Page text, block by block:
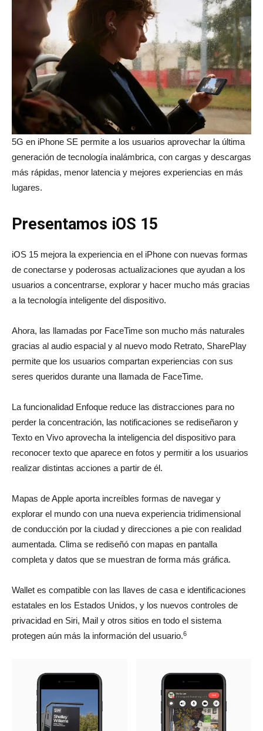
5G en iPhone SE permite a los usuarios aprovechar la última
generación de tecnología inalámbrica, con cargas y descargas
más rápidas, menor latencia y mejores experiencias en más
lugares.
Presentamos iOS 15
iOS 15 mejora la experiencia en el iPhone con nuevas formas
de conectarse y poderosas actualizaciones que ayudan a los
usuarios a concentrarse, explorar y hacer mucho más gracias
a la tecnología inteligente del dispositivo.
Ahora, las llamadas por FaceTime son mucho más naturales
gracias al audio espacial y al nuevo modo Retrato, SharePlay
permite que los usuarios compartan experiencias con sus
seres queridos durante una llamada de FaceTime.
La funcionalidad Enfoque reduce las distracciones para no
perder la concentración, las notificaciones se rediseñaron y
Texto en Vivo aprovecha la inteligencia del dispositivo para
reconocer texto que aparece en fotos y permitir a los usuarios
realizar distintas acciones a partir de él.
Mapas de Apple aporta increíbles formas de navegar y
explorar el mundo con una nueva experiencia tridimensional
de conducción por la ciudad y direcciones a pie con realidad
aumentada. Clima se rediseñó con mapas en pantalla
completa y datos que se muestran de forma más gráfica.
Wallet es compatible con las llaves de casa e identificaciones
estatales en los Estados Unidos, y los nuevos controles de
privacidad en Siri, Mail y otros sitios en todo el sistema
protegen aún más la información del usuario.6